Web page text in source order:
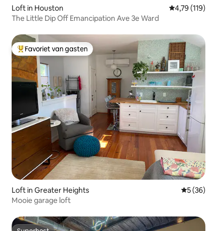
Loft in Houston Gemiddelde
4,79 (119)
The Little Dip Off Emancipation Ave 3e Ward
Topfavoriet van gasten
Favoriet van gasten
Loft in Greater Heights
5 (36)
Mooie garage loft